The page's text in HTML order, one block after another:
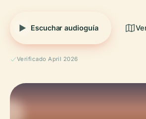
Escuchar audioguía
Verificado April 2026